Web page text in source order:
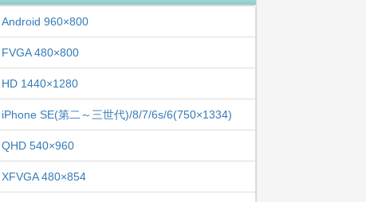
Android 960×800
FVGA 480×800
HD 1440×1280
iPhone SE(第二～三世代)/8/7/6s/6(750×1334)
QHD 540×960
XFVGA 480×854